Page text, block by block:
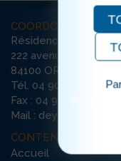
COORDONNÉES
Résidence La
222 avenue de
84100 ORANGE
Tél. 04 90 51 33 90
Fax : 04 90 51 22 76
Mail : deymarde-
CONTENU DU SITE
Accueil